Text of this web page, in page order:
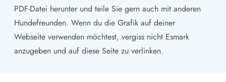
PDF-Datei herunter und teile Sie gern auch mit anderen
Hundefreunden. Wenn du die Grafik auf deiner
Webseite verwenden möchtest, vergiss nicht Esmark
anzugeben und auf diese Seite zu verlinken.